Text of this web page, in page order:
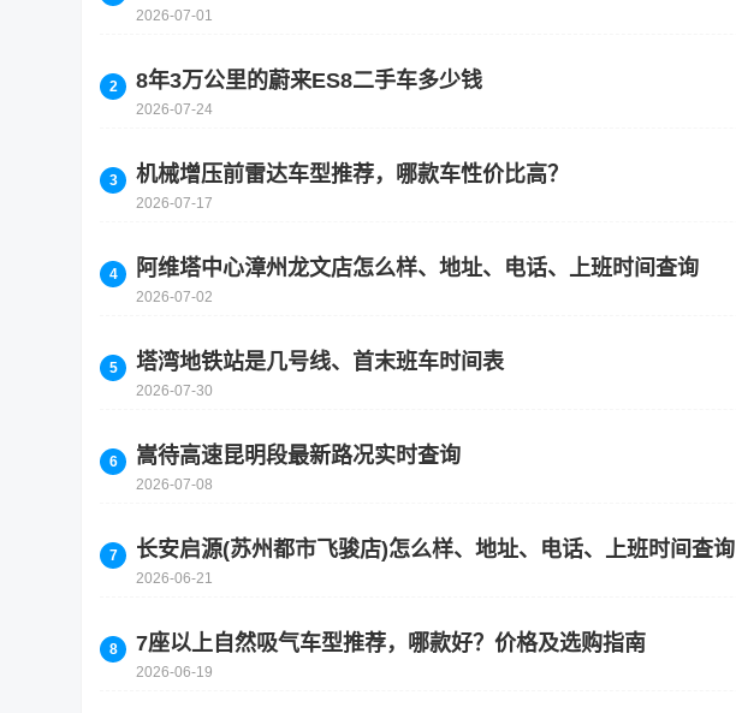
2026-07-01
8年3万公里的蔚来ES8二手车多少钱
2026-07-24
机械增压前雷达车型推荐，哪款车性价比高？
2026-07-17
阿维塔中心漳州龙文店怎么样、地址、电话、上班时间查询
2026-07-02
塔湾地铁站是几号线、首末班车时间表
2026-07-30
嵩待高速昆明段最新路况实时查询
2026-07-08
长安启源(苏州都市飞骏店)怎么样、地址、电话、上班时间查询
2026-06-21
7座以上自然吸气车型推荐，哪款好？价格及选购指南
2026-06-19